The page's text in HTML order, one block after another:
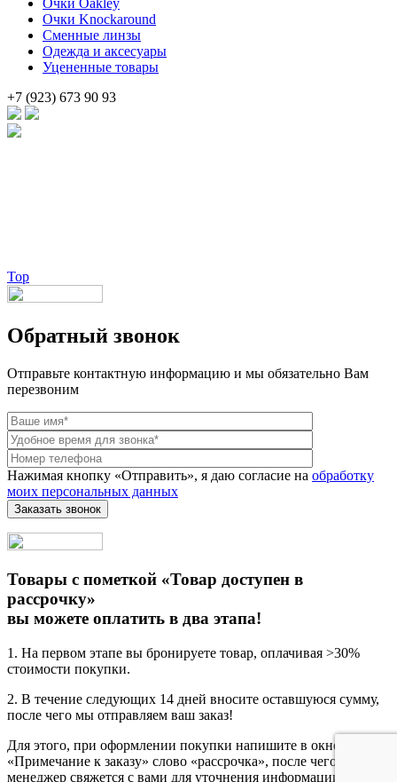
Очки Oakley
Очки Knockaround
Сменные линзы
Одежда и аксесуары
Уцененные товары
+7 (923) 673 90 93
Top
Обратный звонок
Отправьте контактную информацию и мы обязательно Вам
перезвоним
Нажимая кнопку «Отправить», я даю согласие на обработку
моих персональных данных
Товары с пометкой «Товар доступен в
рассрочку»
вы можете оплатить в два этапа!
1. На первом этапе вы бронируете товар, оплачивая >30%
стоимости покупки.
2. В течение следующих 14 дней вносите оставшуюся сумму,
после чего мы отправляем ваш заказ!
Для этого, при оформлении покупки напишите в окне
«Примечание к заказу» слово «рассрочка», после чего наш
менеджер свяжется с вами для уточнения информации.